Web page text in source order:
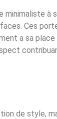
à
Ces
a sa
de style,